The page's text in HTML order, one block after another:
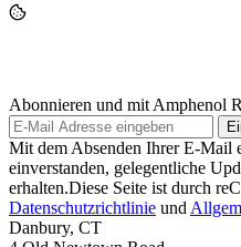
Abonnieren und mit Amphenol
Mit dem Absenden Ihrer E-Mail
einverstanden, gelegentliche
erhalten.Diese Seite ist durch
Datenschutzrichtlinie und
Danbury, CT